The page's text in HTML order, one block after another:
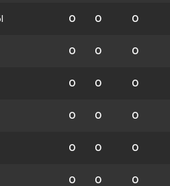
0 0 0
0 0 0
0 0 0
0 0 0
0 0 0
0 0 0